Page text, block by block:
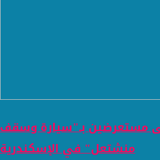
مستعرضين بـ"سيارة وسقف
منشتعل" في الإسكندرية